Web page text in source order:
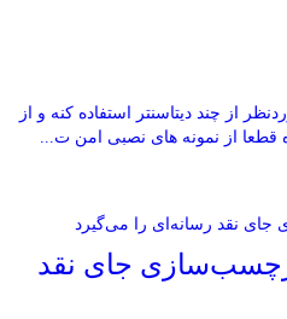
از چند دیتاسنتر استفاده کنه و از
قطعا از نمونه های نصبی امن ت...
جای نقد